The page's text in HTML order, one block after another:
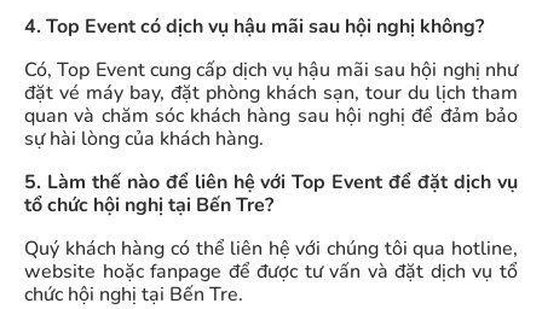
4. Top Event có dịch vụ hậu mãi sau hội nghị không?
Có, Top Event cung cấp dịch vụ hậu mãi sau hội nghị như
đặt vé máy bay, đặt phòng khách sạn, tour du lịch tham
quan và chăm sóc khách hàng sau hội nghị để đảm bảo
sự hài lòng của khách hàng.
5. Làm thế nào để liên hệ với Top Event để đặt dịch vụ
tổ chức hội nghị tại Bến Tre?
Quý khách hàng có thể liên hệ với chúng tôi qua hotline,
website hoặc fanpage để được tư vấn và đặt dịch vụ tổ
chức hội nghị tại Bến Tre.